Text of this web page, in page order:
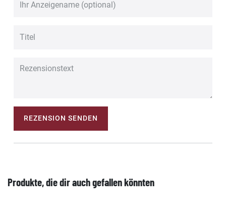
REZENSION SENDEN
Produkte, die dir auch gefallen könnten